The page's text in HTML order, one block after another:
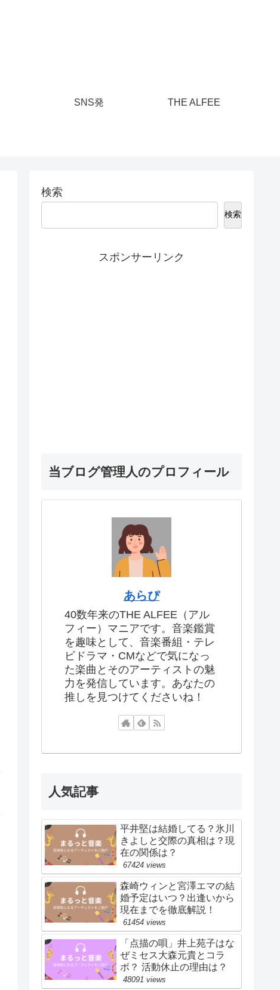
SNS発 THE ALFEE
検索
検索
スポンサーリンク
当ブログ管理人のプロフィール
あらぴ
40数年来のTHE ALFEE（アル
フィー）マニアです。音楽鑑賞
を趣味として、音楽番組・テレ
ビドラマ・CMなどで気になっ
た楽曲とそのアーティストの魅
力を発信しています。あなたの
推しを見つけてくださいね！
人気記事
平井堅は結婚してる？氷川
きよしと交際の真相は？現
在の関係は？
67424 views
森崎ウィンと宮澤エマの結
婚予定はいつ？出逢いから
現在までを徹底解説！
61454 views
「点描の唄」井上苑子はな
ぜミセス大森元貴とコラ
ボ？ 活動休止の理由は？
48091 views